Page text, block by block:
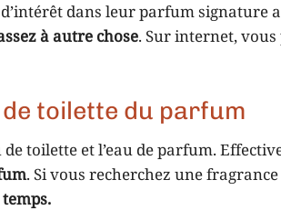
dans leur parfum signature
à autre chose. Sur internet,
toilette du parfum
toilette et l’eau de parfum.
. Si vous recherchez une